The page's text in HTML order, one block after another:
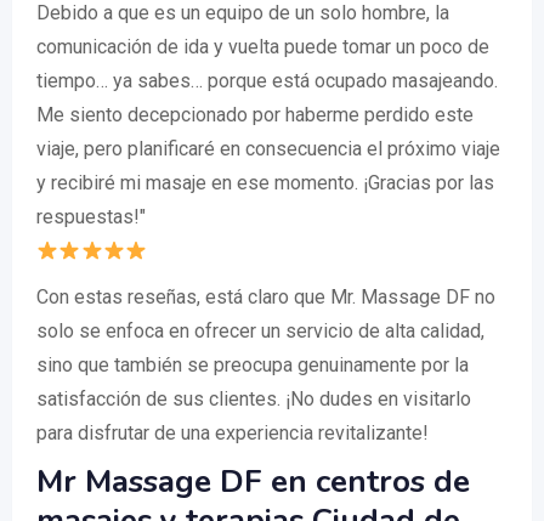
Debido a que es un equipo de un solo hombre, la
comunicación de ida y vuelta puede tomar un poco de
tiempo… ya sabes… porque está ocupado masajeando.
Me siento decepcionado por haberme perdido este
viaje, pero planificaré en consecuencia el próximo viaje
y recibiré mi masaje en ese momento. ¡Gracias por las
respuestas!"
Con estas reseñas, está claro que Mr. Massage DF no
solo se enfoca en ofrecer un servicio de alta calidad,
sino que también se preocupa genuinamente por la
satisfacción de sus clientes. ¡No dudes en visitarlo
para disfrutar de una experiencia revitalizante!
Mr Massage DF en centros de